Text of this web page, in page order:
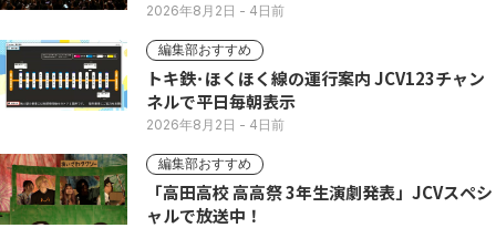
2026年8月2日 - 4日前
編集部おすすめ
トキ鉄･ほくほく線の運行案内 JCV123チャン
ネルで平日毎朝表示
2026年8月2日 - 4日前
編集部おすすめ
「高田高校 高高祭 3年生演劇発表」JCVスペシ
ャルで放送中！